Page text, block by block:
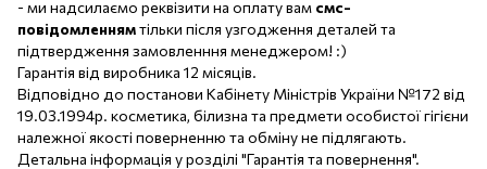
- ми надсилаємо реквізити на оплату вам смс-
повідомленнямтільки після узгодження деталей та
підтвердження замовленння менеджером! :)
Гарантія від виробника 12 місяців.
Відповідно до постанови Кабінету Міністрів України №172 від
19.03.1994р. косметика, білизна та предмети особистої гігієни
належної якості поверненню та обміну не підлягають.
Детальна інформація у розділі "Гарантія та повернення".